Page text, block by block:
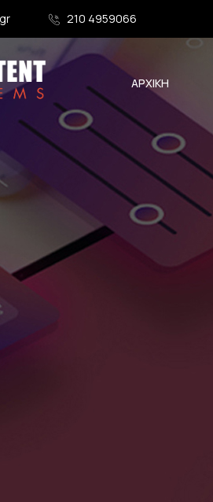
210 4959066
ΑΡΧΙΚΗ